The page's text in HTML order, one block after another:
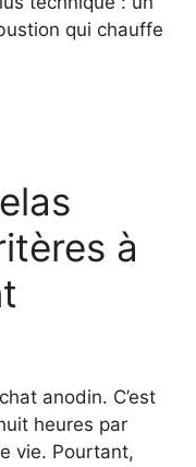
qui chauffe
à
anodin. C’est
heures par
vie. Pourtant,